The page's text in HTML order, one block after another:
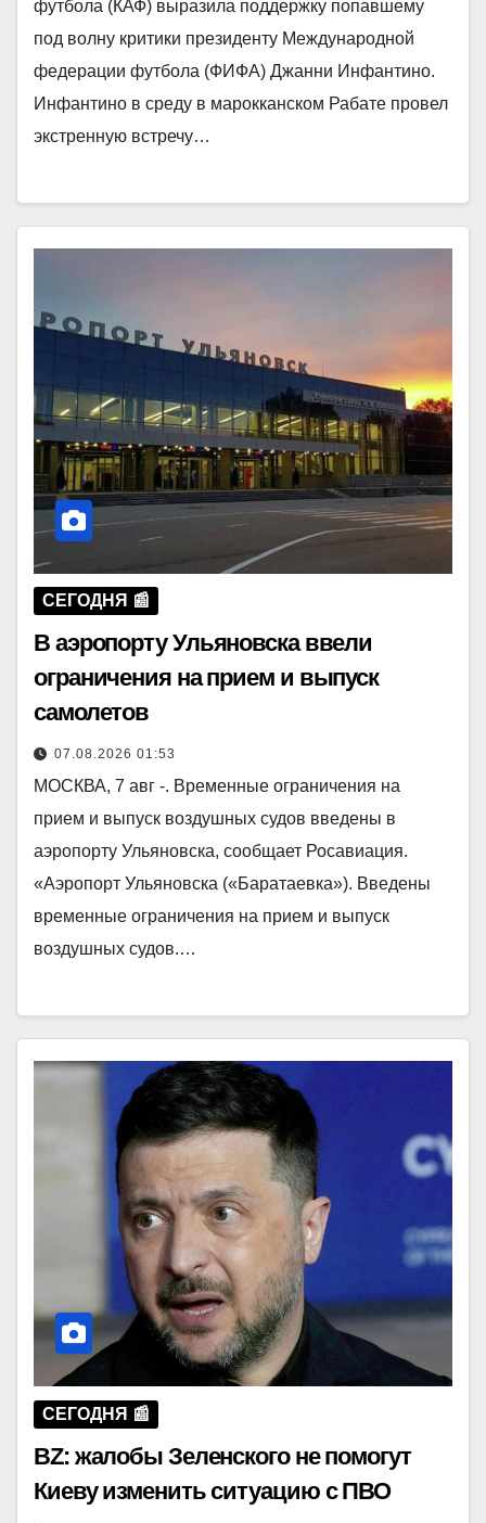
футбола (КАФ) выразила поддержку попавшему
под волну критики президенту Международной
федерации футбола (ФИФА) Джанни Инфантино.
Инфантино в среду в марокканском Рабате провел
экстренную встречу…
СЕГОДНЯ 📰
В аэропорту Ульяновска ввели
ограничения на прием и выпуск
самолетов
07.08.2026 01:53
МОСКВА, 7 авг -. Временные ограничения на
прием и выпуск воздушных судов введены в
аэропорту Ульяновска, сообщает Росавиация.
«Аэропорт Ульяновска («Баратаевка»). Введены
временные ограничения на прием и выпуск
воздушных судов.…
СЕГОДНЯ 📰
BZ: жалобы Зеленского не помогут
Киеву изменить ситуацию с ПВО